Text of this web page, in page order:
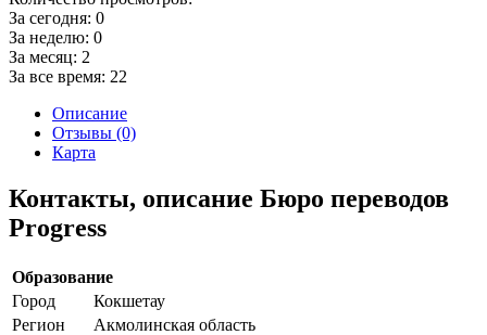
За сегодня: 0
За неделю: 0
За месяц: 2
За все время: 22
Описание
Отзывы (0)
Карта
Контакты, описание Бюро переводов
Progress
Образование
Город
Кокшетау
Регион
Акмолинская область